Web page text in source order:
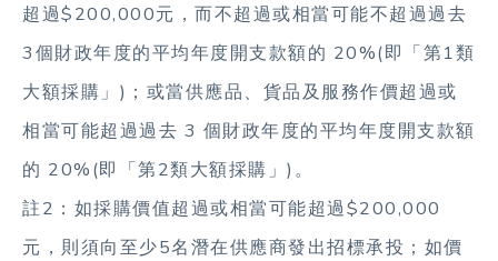
超過$200,000元，而不超過或相當可能不超過過去
3個財政年度的平均年度開支款額的 20%(即「第1類
大額採購」)；或當供應品、貨品及服務作價超過或
相當可能超過過去 3 個財政年度的平均年度開支款額
的 20%(即「第2類大額採購」)。
註2：如採購價值超過或相當可能超過$200,000
元，則須向至少5名潛在供應商發出招標承投；如價